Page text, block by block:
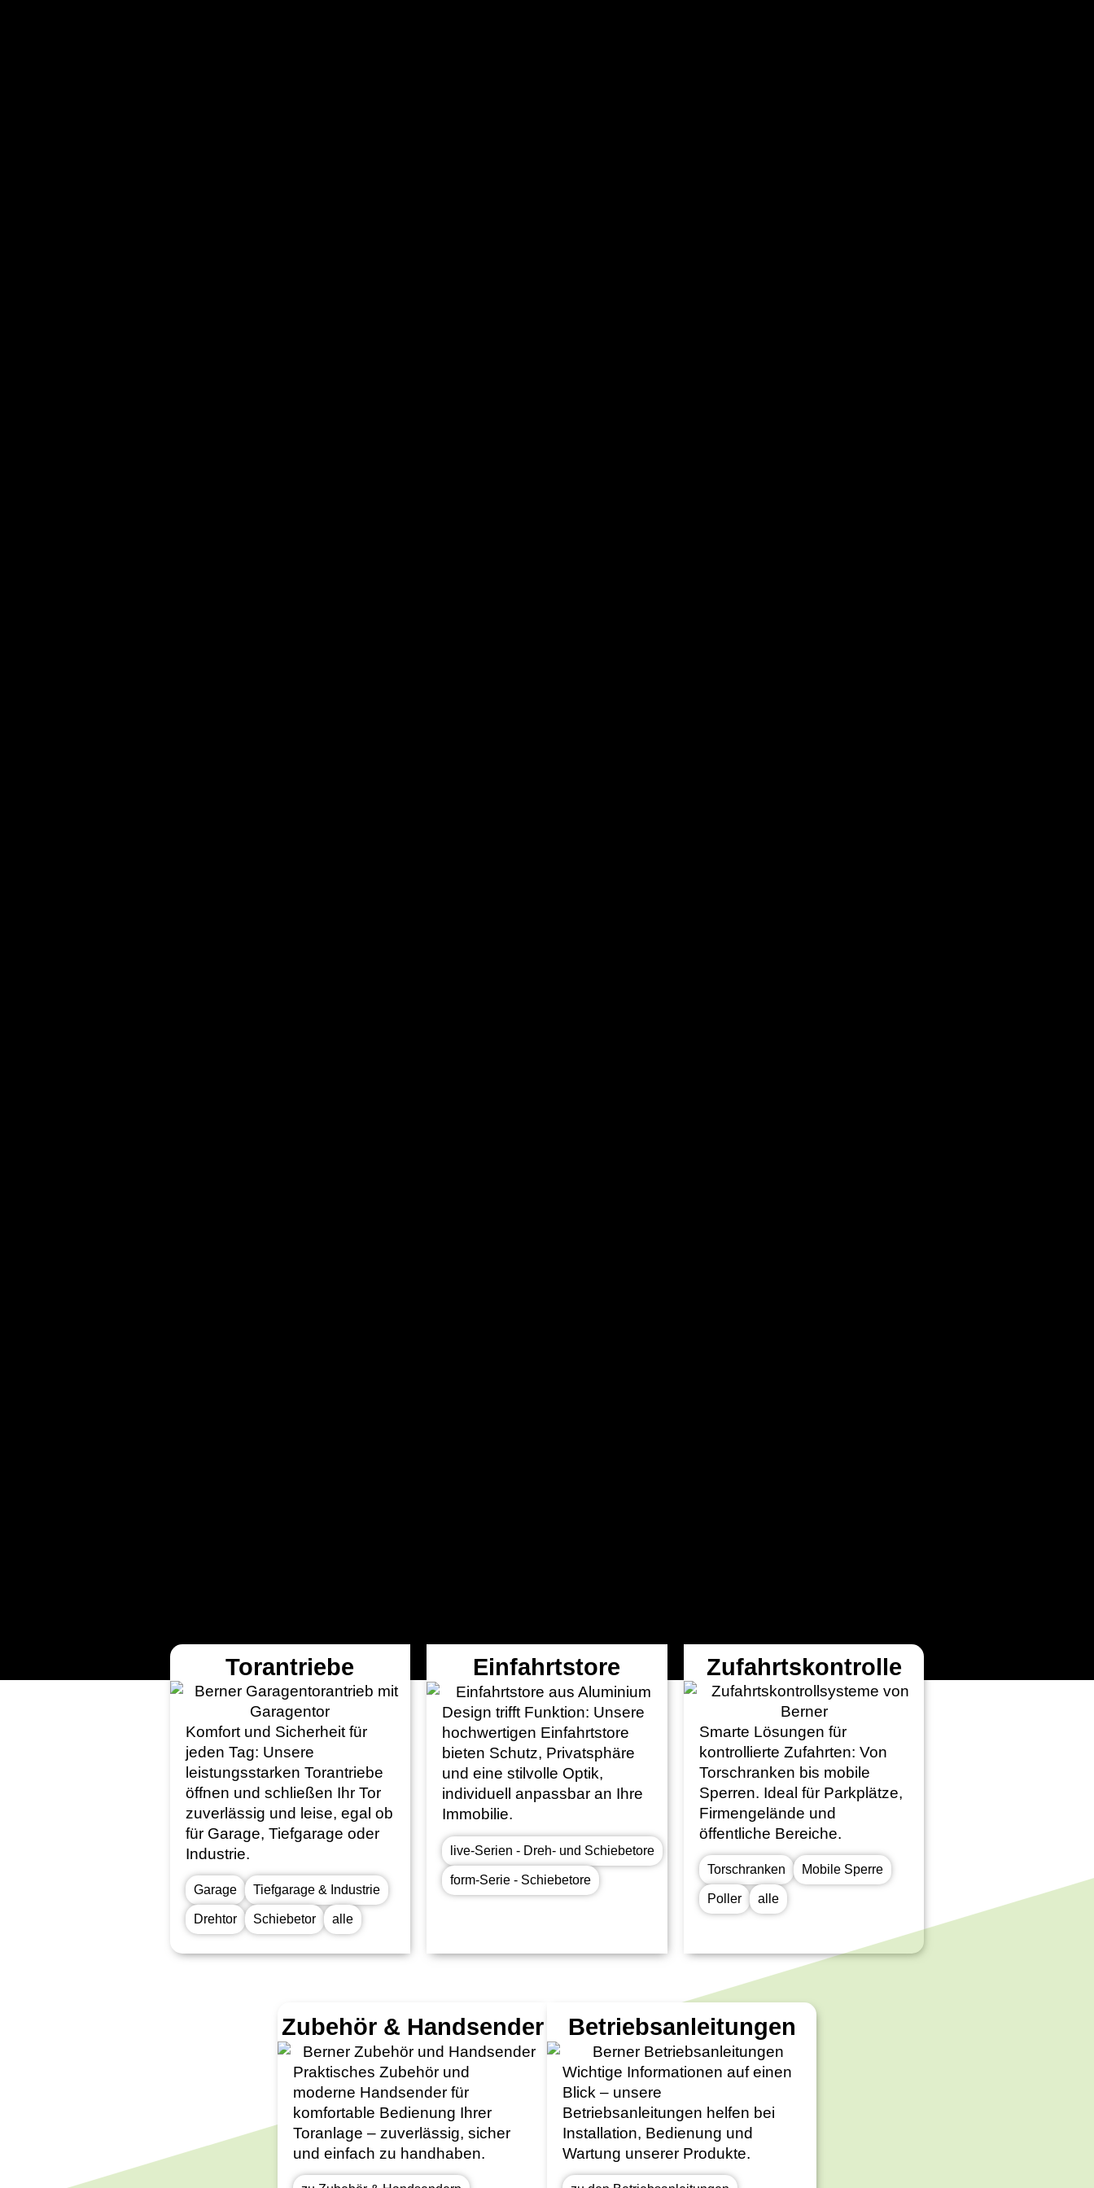
Torantriebe
Komfort und Sicherheit für
jeden Tag: Unsere
leistungsstarken Torantriebe
öffnen und schließen Ihr Tor
zuverlässig und leise, egal ob
für Garage, Tiefgarage oder
Industrie.
Garage Tiefgarage & Industrie
Drehtor Schiebetor alle
Einfahrtstore
Design trifft Funktion: Unsere
hochwertigen Einfahrtstore
bieten Schutz, Privatsphäre
und eine stilvolle Optik,
individuell anpassbar an Ihre
Immobilie.
live-Serien - Dreh- und Schiebetore
form-Serie - Schiebetore
Zufahrtskontrolle
Smarte Lösungen für
kontrollierte Zufahrten: Von
Torschranken bis mobile
Sperren. Ideal für Parkplätze,
Firmengelände und
öffentliche Bereiche.
Torschranken Mobile Sperre
Poller alle
Zubehör & Handsender
Praktisches Zubehör und
moderne Handsender für
komfortable Bedienung Ihrer
Toranlage – zuverlässig, sicher
und einfach zu handhaben.
Betriebsanleitungen
Wichtige Informationen auf einen
Blick – unsere
Betriebsanleitungen helfen bei
Installation, Bedienung und
Wartung unserer Produkte.